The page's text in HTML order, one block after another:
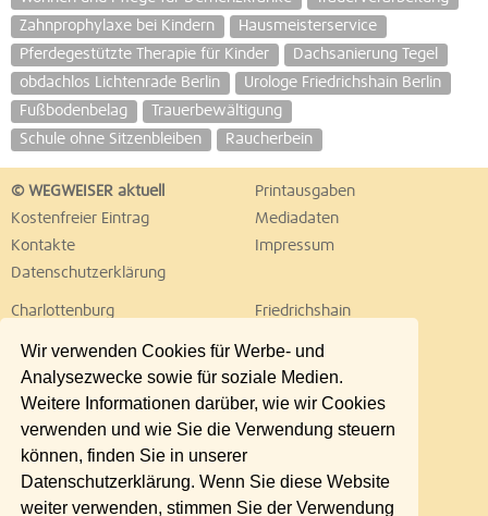
Wir verwenden Cookies für Werbe- und
Analysezwecke sowie für soziale Medien.
Weitere Informationen darüber, wie wir Cookies
verwenden und wie Sie die Verwendung steuern
können, finden Sie in unserer
Datenschutzerklärung. Wenn Sie diese Website
weiter verwenden, stimmen Sie der Verwendung
Zahnprophylaxe bei Kindern
Hausmeisterservice
Pferdegestützte Therapie für Kinder
Dachsanierung Tegel
obdachlos Lichtenrade Berlin
Urologe Friedrichshain Berlin
Fußbodenbelag
Trauerbewältigung
Schule ohne Sitzenbleiben
Raucherbein
© WEGWEISER aktuell
Printausgaben
Kostenfreier Eintrag
Mediadaten
Kontakte
Impressum
Datenschutzerklärung
Charlottenburg
Friedrichshain
Lichtenberg
Marzahn
Neukölln
Pankow
Reinickendorf
Schöneberg
Spandau
Steglitz